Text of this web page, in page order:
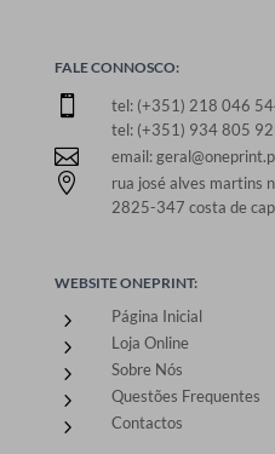
FALE CONNOSCO:

tel: (+351) 218 046
tel: (+351) 934 805
 email:

rua josé alves martins
2825-347 costa de
WEBSITE ONEPRINT:
5 Página Inicial
5 Loja Online
5 Sobre Nós
5 Questões Frequentes
5 Contactos